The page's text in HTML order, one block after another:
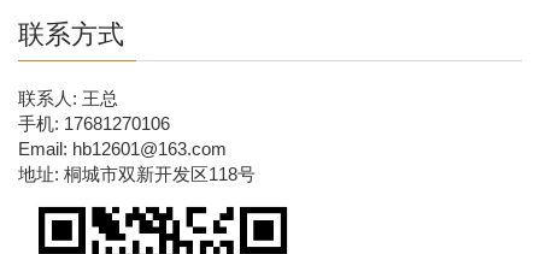
联系方式
联系人: 王总
手机: 17681270106
Email: hb12601@163.com
地址: 桐城市双新开发区118号